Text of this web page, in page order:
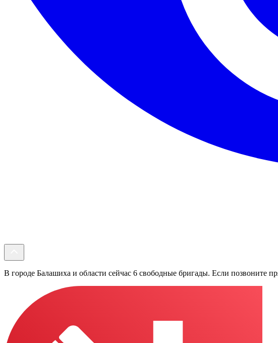
В городе Балашиха и области сейчас 6 свободные бригады. Если позвоните